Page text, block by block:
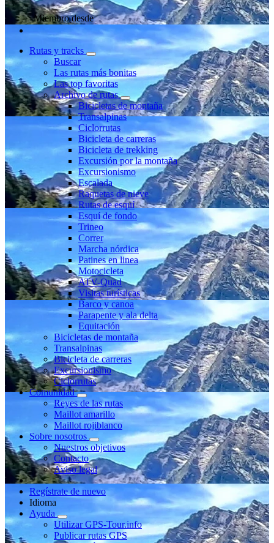
Miembro desde
Rutas y tracks
Buscar
Las rutas más bonitas
Las top favoritas
Archivo de rutas
Bicicletas de montaña
Transalpinas
Ciclorrutas
Bicicleta de carreras
Bicicleta de trekking
Excursión por la montaña
Excursionismo
Escalada
Raquetas de nieve
Rutas de esquí
Esquí de fondo
Trineo
Correr
Marcha nórdica
Patines en linea
Motocicleta
ATV-Quad
Visitas turísticas
Barco y canoa
Parapente y ala delta
Equitación
Bicicletas de montaña
Transalpinas
Bicicleta de carreras
Excursionismo
Ciclorrutas
Comunidad
Reyes de las rutas
Maillot amarillo
Maillot rojiblanco
Sobre nosotros
Nuestros objetivos
Contacto
Aviso legal
Regístrate de nuevo
Idioma
Ayuda
Utilizar GPS-Tour.info
Publicar rutas GPS